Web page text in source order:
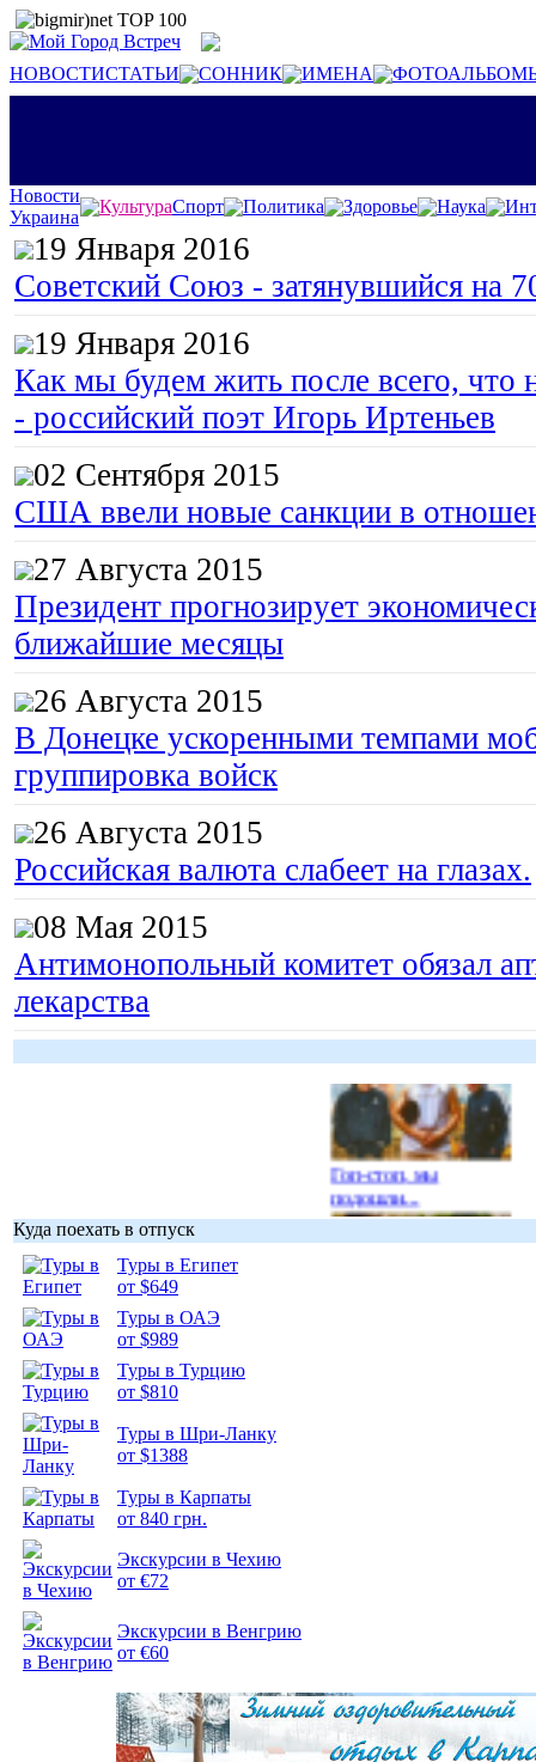
НОВОСТИСТАТЬИ СОННИК ИМЕНА
Новости
Украина
КультураСпорт Политика Здоровье Наука
19 Января 2016
Советский Союз - затянувшийся на
19 Января 2016
Как мы будем жить после всего, что
- российский поэт Игорь Иртеньев
02 Сентября 2015
США ввели новые санкции в
27 Августа 2015
Президент прогнозирует
ближайшие месяцы
26 Августа 2015
В Донецке ускоренными темпами
группировка войск
26 Августа 2015
Российская валюта слабеет на глазах.
08 Мая 2015
Антимонопольный комитет обязал
лекарства
Гоп-стоп, мы
подошли...
Куда поехать в отпуск
Туры в Египет
от $649
Туры в ОАЭ
от $989
Туры в Турцию
от $810
Туры в Шри-Ланку
от $1388
Туры в Карпаты
от 840 грн.
Экскурсии в Чехию
от €72
Экскурсии в Венгрию
от €60